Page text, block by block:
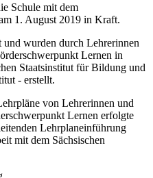
Schule mit dem
1. August 2019 in Kraft.
wurden durch Lehrerinnen
Lernen in
Staatsinstitut für Bildung und
- erstellt.
von Lehrerinnen und
Lernen erfolgte
Lehrplaneinführung
mit dem Sächsischen